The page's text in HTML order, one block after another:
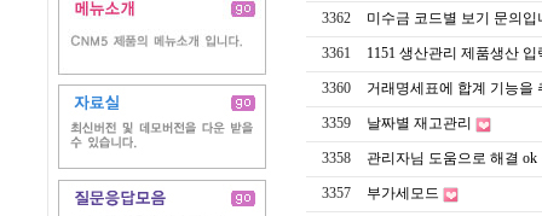
3362 미수금 코드별 보기 문의입
3361 1151 생산관리 제품생산
3360 거래명세표에 합계 기능을
3359 날짜별 재고관리
3358 관리자님 도움으로 해결
3357 부가세모드